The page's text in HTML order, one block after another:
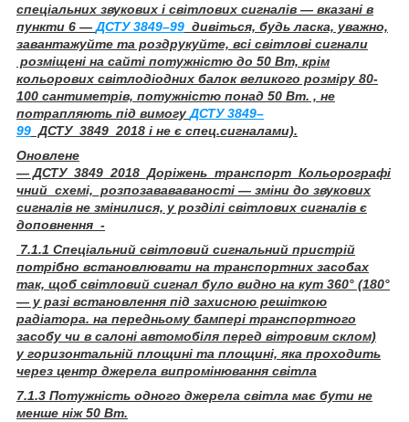
спеціальних звукових і світлових сигналів — вказані в
пункти 6 —ДСТУ 3849–99 дивіться, будь ласка, уважно,
завантажуйте та роздрукуйте, всі світлові сигнали
розміщені на сайті потужністю до 50 Вт, крім
кольорових світлодіодних балок великого розміру 80-
100 сантиметрів, потужністю понад 50 Вт. , не
потрапляють під вимогуДСТУ 3849–
99 ДСТУ_3849_2018 і не є спец.сигналами).
Оновлене
— ДСТУ_3849_2018_Доріжень_транспорт_Кольорографі
чний_схемі,_розпозавававаності — зміни до звукових
сигналів не змінилися, у розділі світлових сигналів є
доповнення -
7.1.1 Спеціальний світловий сигнальний пристрій
потрібно встановлювати на транспортних засобах
так, щоб світловий сигнал було видно на кут 360° (180°
— у разі встановлення під захисною решіткою
радіатора. на передньому бампері транспортного
засобу чи в салоні автомобіля перед вітровим склом)
у горизонтальній площині та площині, яка проходить
через центр джерела випромінювання світла
7.1.3 Потужність одного джерела світла має бути не
менше ніж 50 Вт.